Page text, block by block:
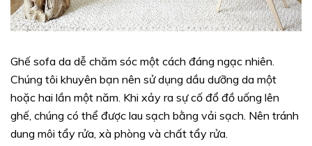
Ghế sofa da dễ chăm sóc một cách đáng ngạc nhiên.
Chúng tôi khuyên bạn nên sử dụng dầu dưỡng da một
hoặc hai lần một năm. Khi xảy ra sự cố đổ đồ uống lên
ghế, chúng có thể được lau sạch bằng vải sạch. Nên tránh
dung môi tẩy rửa, xà phòng và chất tẩy rửa.